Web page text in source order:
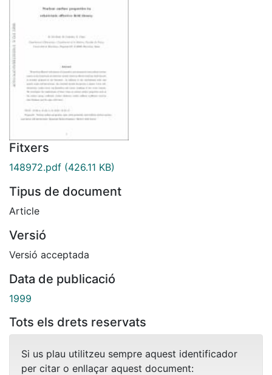
Fitxers
148972.pdf (426.11 KB)
Tipus de document
Article
Versió
Versió acceptada
Data de publicació
1999
Tots els drets reservats
Si us plau utilitzeu sempre aquest identificador
per citar o enllaçar aquest document: